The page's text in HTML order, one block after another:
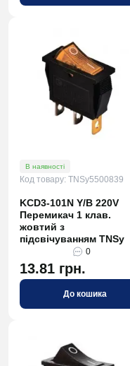
В наявності
Код товару: TNSy5500839
KCD3-101N Y/B 220V
Перемикач 1 клав.
жовтий з
підсвічуванням TNSy
0
13.81 грн.
До кошика